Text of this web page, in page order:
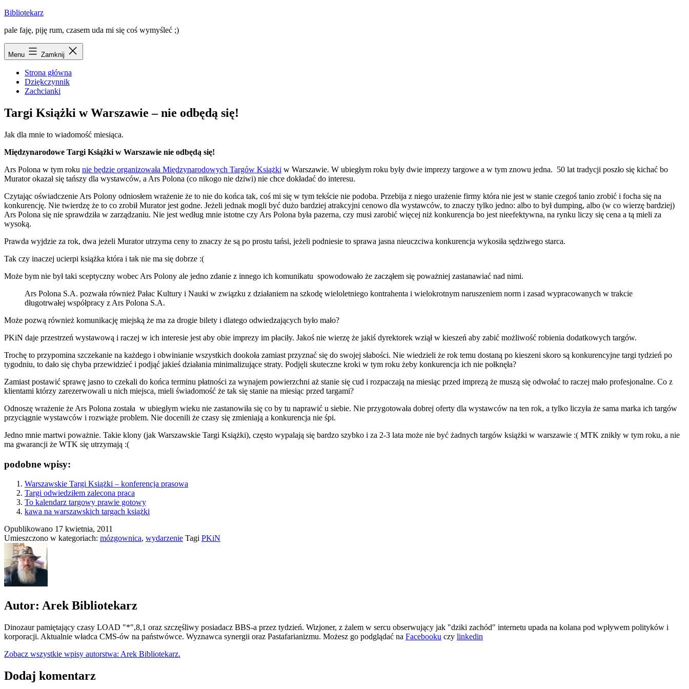
Przejdź
treści
Bibliotekarz
pale faję, piję rum, czasem uda mi się coś wymyśleć ;)
Menu Zamknij
Strona główna
Dziękczynnik
Zachcianki
Targi Książki w Warszawie – nie odbędą się!
Jak dla mnie to wiadomość miesiąca.
Międzynarodowe Targi Książki w Warszawie nie odbędą się!
Ars Polona w tym roku nie będzie organizowała Międzynarodowych Targów Książki w Warszawie. W ubiegłym roku były dwie imprezy targowe a w tym znowu jedna. 50 lat tradycji poszło się kichać bo
Murator okazał się tańszy dla wystawców, a Ars Polona (co nikogo nie dziwi) nie chce dokładać do interesu.
Czytając oświadczenie Ars Polony odniosłem wrażenie że to nie do końca tak, coś mi się w tym tekście nie podoba. Przebija z niego urażenie firmy która nie jest w stanie czegoś tanio zrobić i focha się na
konkurencję. Nie twierdzę że to co zrobił Murator jest godne. Jeżeli jednak mogli być dużo bardziej atrakcyjni cenowo dla wystawców, to znaczy tylko jedno: albo to był dumping, albo (w co wierzę bardziej)
Ars Polona się nie sprawdziła w zarządzaniu. Nie jest według mnie istotne czy Ars Polona była pazerna, czy musi zarobić więcej niż konkurencja bo jest nieefektywna, na rynku liczy się cena a tą mieli za
wysoką.
Prawda wyjdzie za rok, dwa jeżeli Muratorutrzyma ceny to znaczy że są po prostu tańsi, jeżeli podniesie to sprawa jasna nieuczciwa konkurencja wykosiła sędziwego starca.
Tak czy inaczej ucierpi książka która i tak nie ma się dobrze :(
Może bym nie był taki sceptyczny wobec Ars Polony ale jedno zdanie z innego ich komunikatu spowodowało że zacząłem się poważniej zastanawiać nad nimi.
Ars Polona S.A. pozwała również Pałac Kultury i Nauki w związku z działaniem na szkodę wieloletniego kontrahenta i wielokrotnym naruszeniem norm i zasad wypracowanych w trakcie
długotrwałej współpracy z Ars Polona S.A.
Może pozwą również komunikację miejską że ma za drogie bilety i dlatego odwiedzających było mało?
PKiN daje przestrzeń wystawową i raczej w ich interesie jest aby obie imprezy im płaciły. Jakoś nie wierzę że jakiś dyrektorek wziął w kieszeń aby zabić możliwość robienia dodatkowych targów.
Trochę to przypomina szczekanie na każdego i obwinianie wszystkich dookoła zamiast przyznać się do swojej słabości. Nie wiedzieli że rok temu dostaną po kieszeni skoro są konkurencyjne targi tydzień po
tygodniu, to dało się chyba przewidzieć i podjąć jakieś działania minimalizujące straty. Podjęli skuteczne kroki w tym roku żeby konkurencja ich nie połknęła?
Zamiast postawić sprawę jasno to czekali do końca terminu płatności za wynajem powierzchni aż stanie się cud i rozpaczają na miesiąc przed imprezą że muszą się odwołać to raczej mało profesjonalne. Co z
klientami którzy zarezerwowali u nich miejsca, mieli świadomość że tak się stanie na miesiąc przed targami?
Odnoszę wrażenie że Ars Polona została w ubiegłym wieku nie zastanowiła się co by tu naprawić u siebie. Nie przygotowała dobrej oferty dla wystawców na ten rok, a tylko liczyła że sama marka ich targów
przyciągnie wystawców i rozwiąże problem. Nie docenili że czasy się zmieniają a konkurencja nie śpi.
Jedno mnie martwi poważnie. Takie klony (jak Warszawskie Targi Książki), często wypalają się bardzo szybko i za 2-3 lata może nie być żadnych targów książki w warszawie :( MTK znikły w tym roku, a nie
ma gwarancji że WTK się utrzymają :(
podobne wpisy:
Warszawskie Targi Książki – konferencja prasowa
Targi odwiedziłem zalecona praca
To kalendarz targowy prawie gotowy
kawa na warszawskich targach książki
Opublikowano 17 kwietnia, 2011
Umieszczono w kategoriach: mózgownica, wydarzenie Tagi PKiN
Autor: Arek Bibliotekarz
Dinozaur pamiętający czasy LOAD "*",8,1 oraz szczęśliwy posiadacz BBS-a przez tydzień. Wizjoner, z żalem w sercu obserwujący jak "dziki zachód" internetu upada na kolana pod wpływem polityków i
korporacji. Aktualnie władca CMS-ów na państwówce. Wyznawca synergii oraz Pastafarianizmu. Możesz go podglądać na Facebooku czy linkedin
Zobacz wszystkie wpisy autorstwa: Arek Bibliotekarz.
Dodaj komentarz